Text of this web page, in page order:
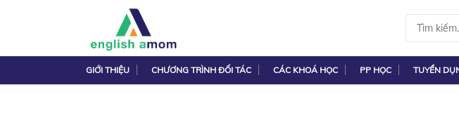
GIỚI THIỆU CHƯƠNG TRÌNH ĐỐI TÁC CÁC KHOÁ HỌC PP HỌC TUYỂN